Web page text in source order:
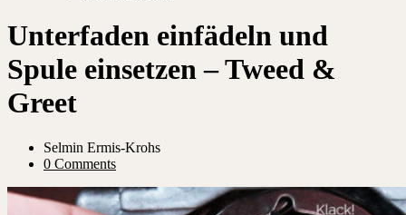
Unterfaden einfädeln und
Spule einsetzen – Tweed &
Greet
Selmin Ermis-Krohs
0 Comments